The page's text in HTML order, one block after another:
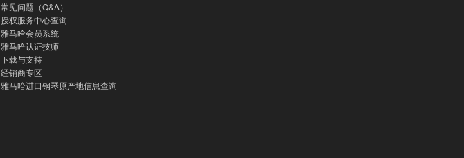
常见问题（Q&A）
授权服务中心查询
雅马哈会员系统
雅马哈认证技师
下载与支持
经销商专区
雅马哈进口钢琴原产地信息查询